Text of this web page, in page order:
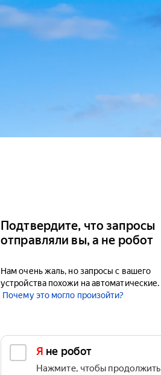
Подтвердите, что запросы
отправляли вы, а не робот
Нам очень жаль, но запросы с вашего
устройства похожи на автоматические.
Почему это могло произойти?
Я не робот
Нажмите, чтобы продолжить